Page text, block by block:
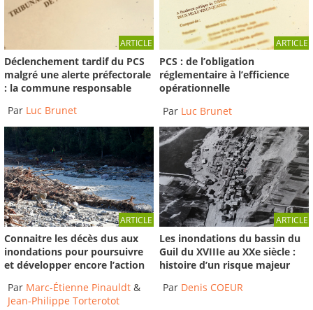
ARTICLE
Déclenchement tardif du PCS
malgré une alerte préfectorale
: la commune responsable
Par Luc Brunet
ARTICLE
PCS : de l’obligation
réglementaire à l’efficience
opérationnelle
Par Luc Brunet
ARTICLE
Connaitre les décès dus aux
inondations pour poursuivre
et développer encore l’action
Par Marc-Étienne Pinauldt &
Jean-Philippe Torterotot
ARTICLE
Les inondations du bassin du
Guil du XVIIIe au XXe siècle :
histoire d’un risque majeur
Par Denis COEUR